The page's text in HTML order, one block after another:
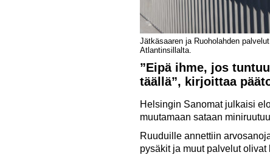
Jätkäsaaren ja Ruoholahden
Atlantinsillalta.
”Eipä ihme, jos
täällä”, kirjoittaa
Helsingin Sanomat julkaisi
muutamaan sataan
Ruuduille annettiin
pysäkit ja muut palvelut